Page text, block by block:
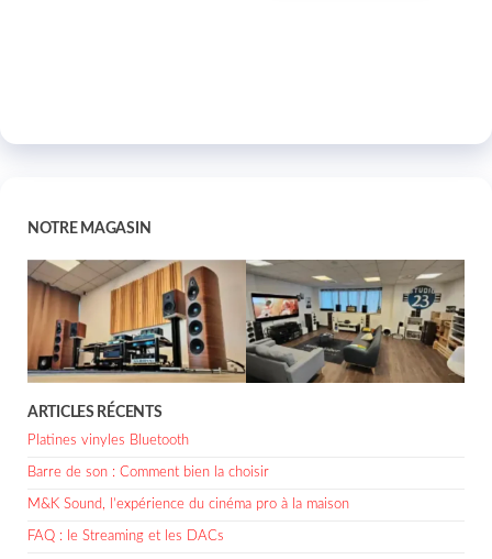
NOTRE MAGASIN
ARTICLES RÉCENTS
Platines vinyles Bluetooth
Barre de son : Comment bien la choisir
M&K Sound, l’expérience du cinéma pro à la maison
FAQ : le Streaming et les DACs